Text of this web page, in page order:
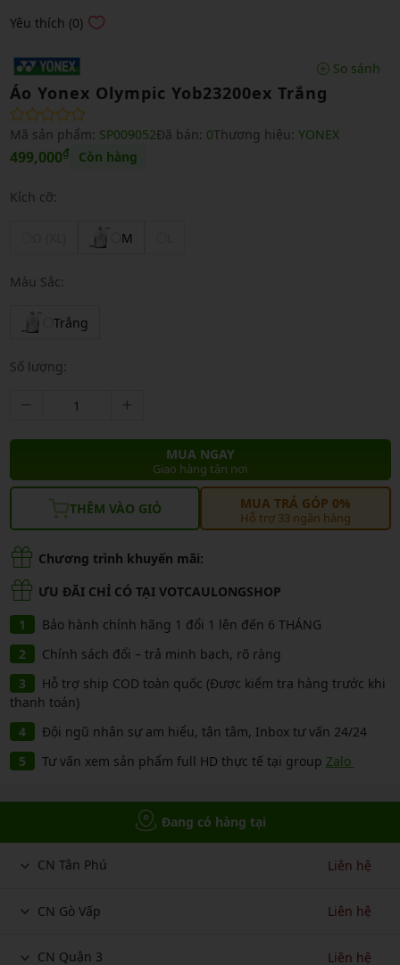
Yêu thích (0)
So sánh
Áo Yonex Olympic Yob23200ex Trắng
Mã sản phẩm: SP009052Đã bán: 0Thương hiệu: YONEX
499,000₫ Còn hàng
Kích cỡ:
M
Màu Sắc:
Trắng
Số lượng:
MUA NGAY
Giao hàng tận nơi
THÊM VÀO GIỎ MUA TRẢ GÓP 0%
Hỗ trợ 33 ngân hàng
Chương trình khuyến mãi:
ƯU ĐÃI CHỈ CÓ TẠI VOTCAULONGSHOP
Bảo hành chính hãng 1 đổi 1 lên đến 6 THÁNG
Chính sách đổi – trả minh bạch, rõ ràng
Hỗ trợ ship COD toàn quốc (Được kiểm tra hàng trước khi
thanh toán)
Đội ngũ nhân sự am hiểu, tận tâm, Inbox tư vấn 24/24
Tư vấn xem sản phẩm full HD thực tế tại group Zalo
Đang có hàng tại
CN Tân Phú Liên hệ
CN Gò Vấp Liên hệ
CN Quận 3 Liên hệ